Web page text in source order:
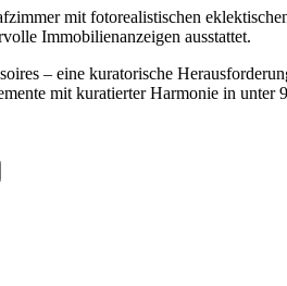
mit fotorealistischen
Immobilienanzeigen ausstattet.
– eine kuratorische
mit kuratierter Harmonie in unter